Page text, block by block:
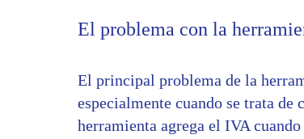
El problema con la
El principal problema de la
especialmente cuando se trata de
herramienta agrega el IVA